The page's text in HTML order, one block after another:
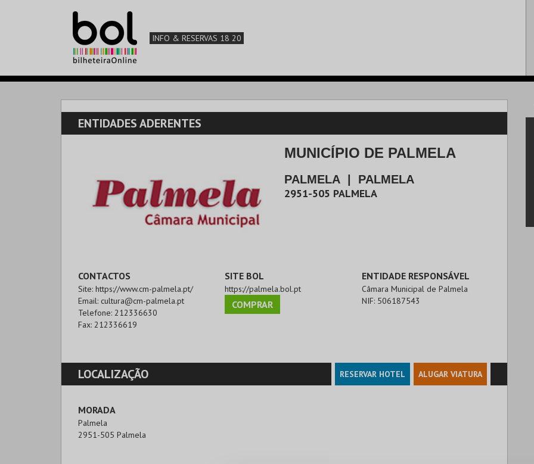
INFO & RESERVAS 18 20
ENTIDADES ADERENTES
MUNICÍPIO DE PALMELA
PALMELA PALMELA
2951-505 PALMELA
CONTACTOS
Site: https://www.cm-palmela.pt/
Email: cultura@cm-palmela.pt
Telefone: 212336630
Fax: 212336619
SITE BOL
https://palmela.bol.pt
COMPRAR
ENTIDADE RESPONSÁVEL
Câmara Municipal de Palmela
NIF: 506187543
LOCALIZAÇÃO RESERVAR HOTEL ALUGAR VIATURA
MORADA
Palmela
2951-505 Palmela